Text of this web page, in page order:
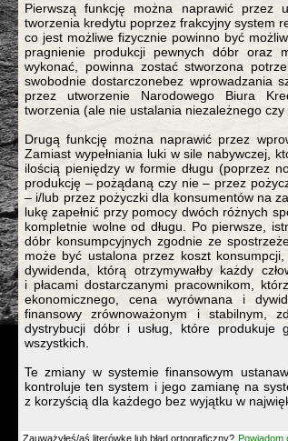
Pierwszą funkcję można naprawić przez
tworzenia kredytu poprzez frakcyjny system
co jest możliwe fizycznie powinno być
pragnienie produkcji pewnych dóbr oraz
wykonać, powinna zostać stworzona
swobodnie dostarczonebez wprowadzania
przez utworzenie Narodowego Biura
tworzenia (ale nie ustalania niezależnego
Drugą funkcję można naprawić przez
Zamiast wypełniania luki w sile nabywczej,
ilością pieniędzy w formie długu (poprzez
produkcję – pożądaną czy nie – przez
– i/lub przez pożyczki dla konsumentów na
lukę zapełnić przy pomocy dwóch różnych
kompletnie wolne od długu. Po pierwsze,
dóbr konsumpcyjnych zgodnie ze
może być ustalona przez koszt
dywidenda, którą otrzymywałby każdy
i płacami dostarczanymi pracownikom,
ekonomicznego, cena wyrównana i
finansowy zrównoważonym i stabilnym,
dystrybucji dóbr i usług, które produkuje
wszystkich.
Te zmiany w systemie finansowym
kontroluje ten system i jego zamianę na
z korzyścią dla każdego bez wyjątku w
Zauważyłeś/aś literówkę lub błąd ortograficzny? Powiadom